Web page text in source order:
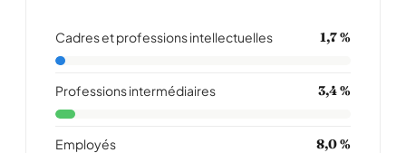
Cadres et professions intellectuelles 1,7 %
Professions intermédiaires 3,4 %
Employés 8,0 %